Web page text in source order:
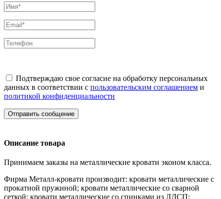
Подтверждаю свое согласие на обработку персональных
данных в соответствии с пользовательским соглашением и
политикой конфиденциальности
Отправить сообщение
Описание товара
Принимаем заказы на металлические кровати эконом класса.
Фирма Металл-кровати производит: кровати металлические с
прокатной пружиной; кровати металлические со сварной
сеткой; кровати металлические со спинками из ЛДСП;